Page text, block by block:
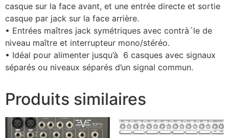
casque sur la face avant, et une entrée directe et sortie
casque par jack sur la face arrière.
• Entrées maîtres jack symétriques avec contrà´le de
niveau maître et interrupteur mono/stéréo.
• Idéal pour alimenter jusqu’à 6 casques avec signaux
séparés ou niveaux séparés d’un signal commun.
Produits similaires